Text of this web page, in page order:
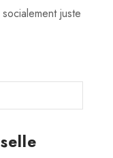
juste